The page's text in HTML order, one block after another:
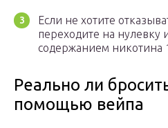
Если не хотите
переходите на нулевку
содержанием никотина
Реально ли
помощью вейпа